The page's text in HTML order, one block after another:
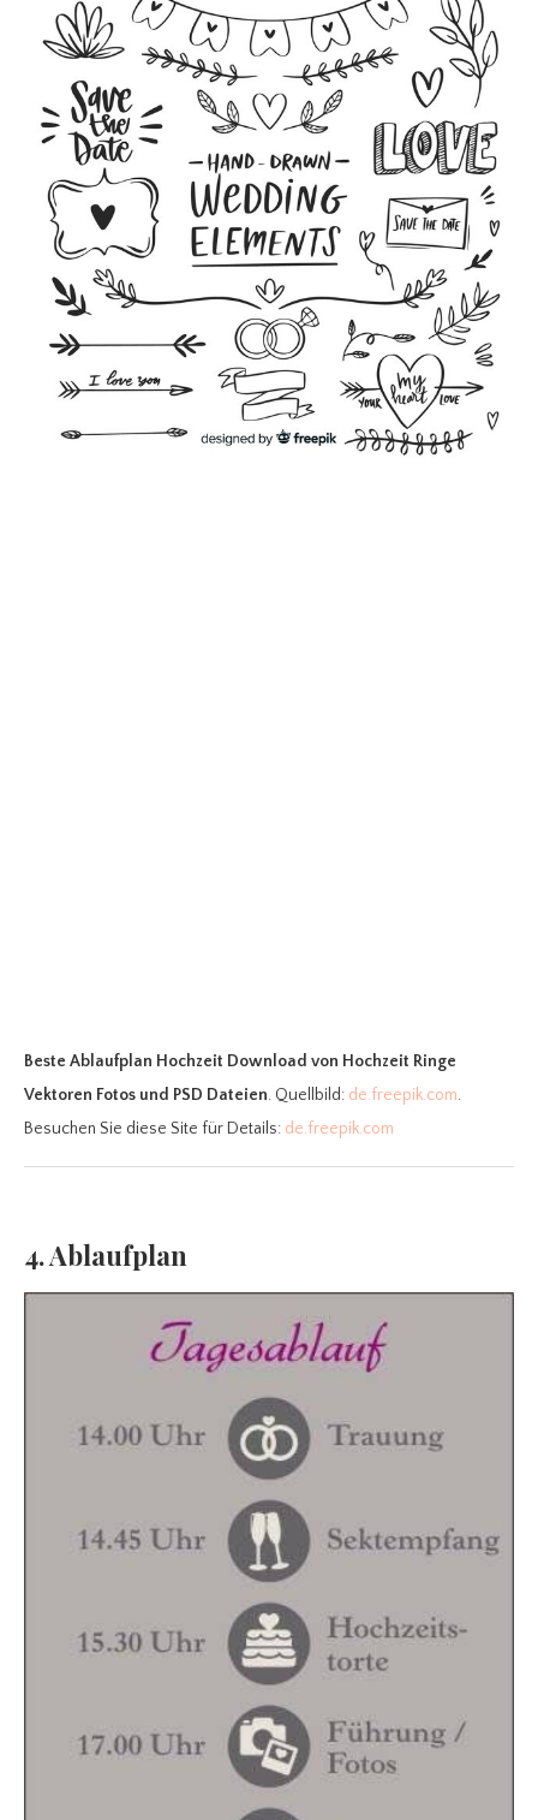
Beste Ablaufplan Hochzeit Download von Hochzeit Ringe
Vektoren Fotos und PSD Dateien. Quellbild: de.freepik.com.
Besuchen Sie diese Site für Details: de.freepik.com
4. Ablaufplan